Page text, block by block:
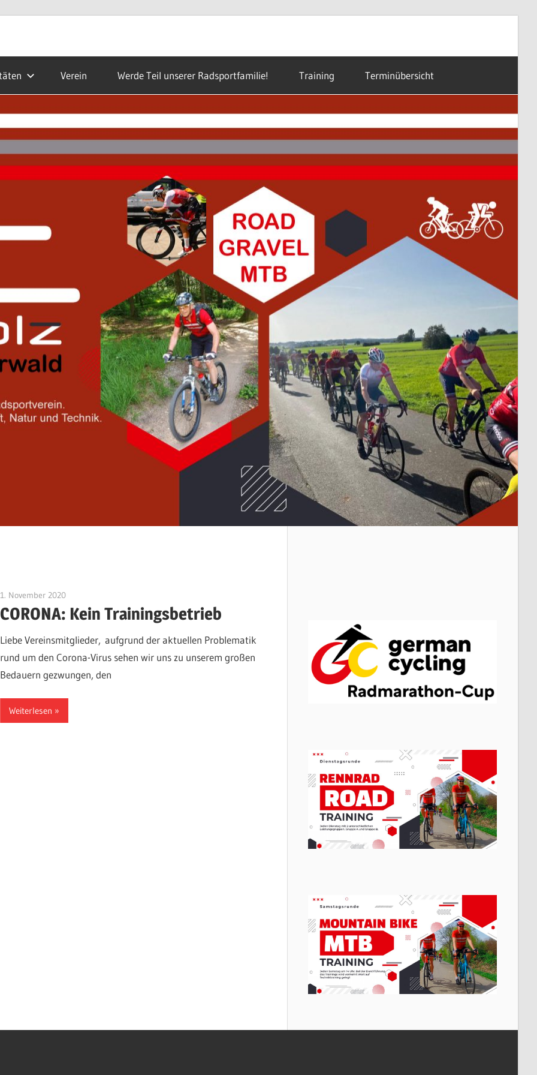
Verein Werde Teil unserer Radsportfamilie! Training Terminübersicht
1. November 2020Klaus-Kaefer
CORONA: Kein Trainingsbetrieb
Liebe Vereinsmitglieder, aufgrund der aktuellen Problematik
rund um den Corona-Virus sehen wir uns zu unserem großen
Bedauern gezwungen, den
Weiterlesen